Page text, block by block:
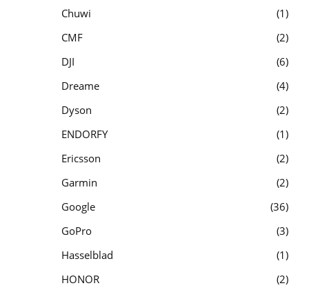
Chuwi
1
CMF
2
DJI
6
Dreame
4
Dyson
2
ENDORFY
1
Ericsson
2
Garmin
2
Google
36
GoPro
3
Hasselblad
1
HONOR
2